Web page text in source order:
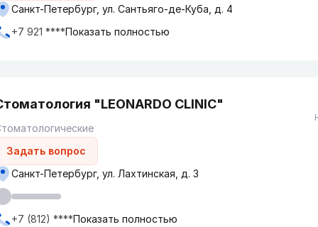
Санкт-Петербург, ул. Сантьяго-де-Куба, д. 4
+7 921 ****Показать полностью
"LEONARDO CLINIC"
Задать вопрос
Санкт-Петербург, ул. Лахтинская, д. 3
+7 (812) ****Показать полностью